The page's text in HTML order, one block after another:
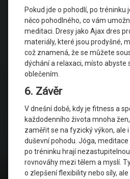
Pokud jde o pohodlí, po tréninku
něco pohodlného, co vám
meditaci. Dresy jako Ajax dres
materiály, které jsou prodyšné,
což znamená, že se můžete
dýchání a relaxaci, místo abyste
oblečením.
6. Závěr
V dnešní době, kdy je fitness a
každodenního života mnoha
zaměřit se na fyzický výkon, ale
duševní pohodu. Jóga,
po tréninku hrají
rovnováhy mezi tělem a myslí.
o zlepšení flexibility nebo síly,